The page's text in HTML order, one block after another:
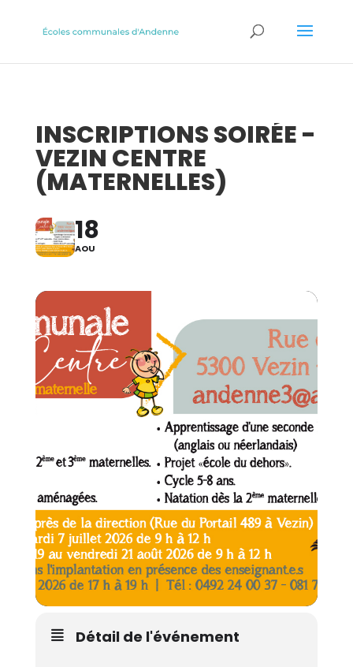
INSCRIPTIONS SOIRÉE -
VEZIN CENTRE
(MATERNELLES)
18
AOU
Détail de l'événement